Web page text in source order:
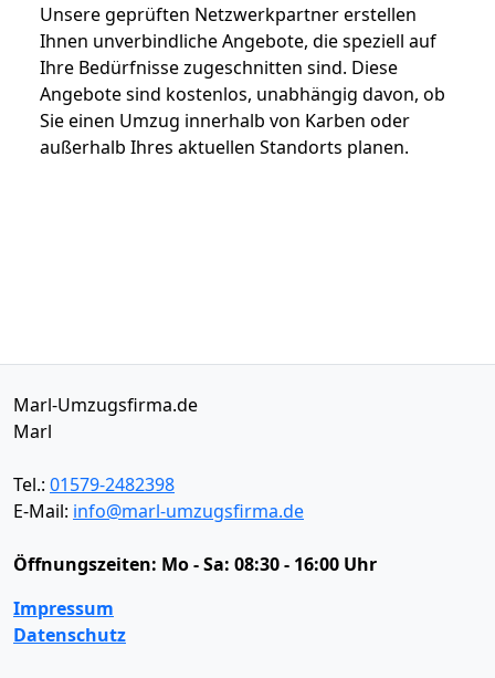
Unsere geprüften Netzwerkpartner erstellen
Ihnen unverbindliche Angebote, die speziell auf
Ihre Bedürfnisse zugeschnitten sind. Diese
Angebote sind kostenlos, unabhängig davon, ob
Sie einen Umzug innerhalb von Karben oder
außerhalb Ihres aktuellen Standorts planen.
Marl-Umzugsfirma.de
Marl
Tel.: 01579-2482398
E-Mail: info@marl-umzugsfirma.de
Öffnungszeiten: Mo - Sa: 08:30 - 16:00 Uhr
Impressum
Datenschutz